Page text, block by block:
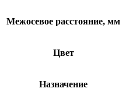
Межосевое расстояние, мм
Цвет
Назначение